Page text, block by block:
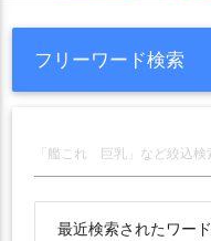
フリーワード検索
最近検索されたワード